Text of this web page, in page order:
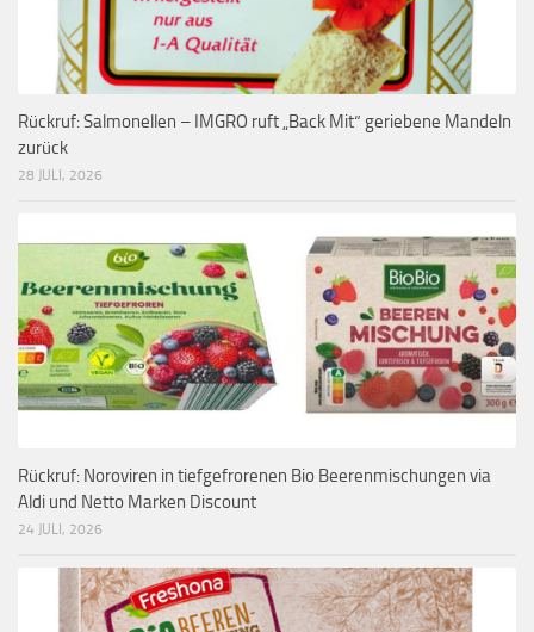
Rückruf: Salmonellen – IMGRO ruft „Back Mit“ geriebene Mandeln
zurück
28 JULI, 2026
Rückruf: Noroviren in tiefgefrorenen Bio Beerenmischungen via
Aldi und Netto Marken Discount
24 JULI, 2026